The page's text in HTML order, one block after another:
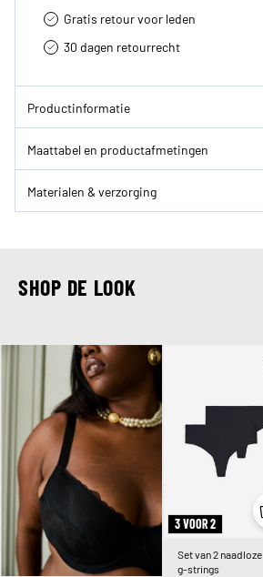
Gratis retour voor leden
30 dagen retourrecht­
Productinformatie
Maattabel en productafmetingen
Materialen & verzorging
SHOP DE LOOK
3 VOOR 2
Set van 2 naadloze
g-strings